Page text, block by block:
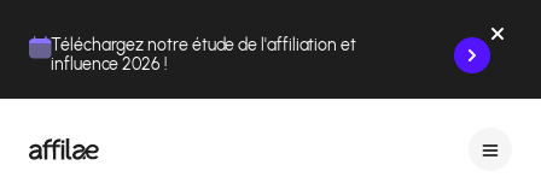
Téléchargez notre étude de l'affiliation et
influence 2026 !